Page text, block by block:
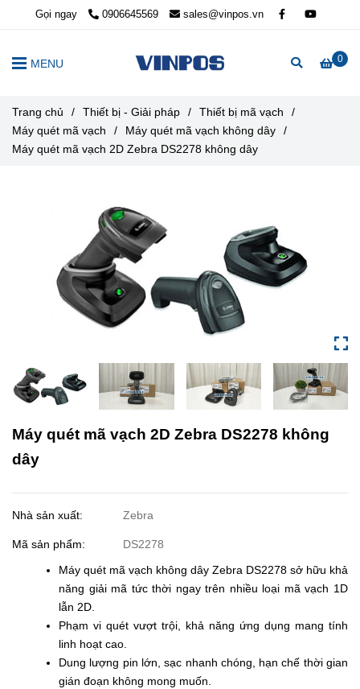
Máy quét mã vạch 2D Zebra DS2278 không
dây
Nhà sản xuất: Zebra
Mã sản phẩm:
DS2278
Máy quét mã vạch không dây Zebra DS2278 sở hữu khả
năng giải mã tức thời ngay trên nhiều loại mã vạch 1D
lẫn 2D.
Phạm vi quét vượt trội, khả năng ứng dụng mang tính
linh hoạt cao.
Dung lượng pin lớn, sạc nhanh chóng, hạn chế thời gian
gián đoạn không mong muốn.
Trang chủ / Thiết bị - Giải pháp / Thiết bị mã vạch
/
Máy quét mã vạch
/ Máy quét mã vạch không dây
/
Máy quét mã vạch 2D Zebra DS2278 không dây
Gọi ngay 0906645569 sales@vinpos.vn
0
MENU